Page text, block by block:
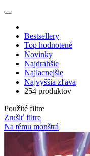
Bestsellery
Top hodnotené
Novinky
Najdrahšie
Najlacnejšie
Najvyššia zľava
254 produktov
Použité filtre
Zrušiť filtre
Na tému monštrá